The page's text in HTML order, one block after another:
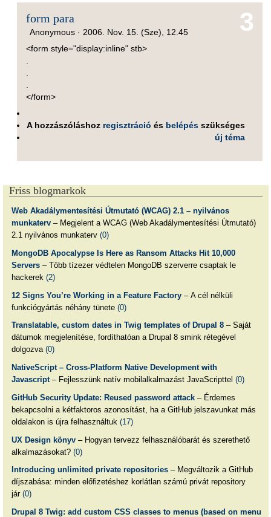
3
form para
Anonymous · 2006. Nov. 15. (Sze), 12.45
<form style="display:inline" stb>
</form>
A hozzászóláshoz regisztráció és belépés szükséges
új téma
Friss blogmarkok
Web Akadálymentesítési Útmutató (WCAG) 2.1 – nyilvános
munkaterv– Megjelent a WCAG (Web Akadálymentesítési Útmutató)
2.1 nyilvános munkaterv (0)
MongoDB Apocalypse Is Here as Ransom Attacks Hit 10,000
Servers– Több tízezer védtelen MongoDB szerverre csaptak le
hackerek (2)
12 Signs You’re Working in a Feature Factory– A cél nélküli
funkciógyártás néhány tünete (0)
Translatable, custom dates in Twig templates of Drupal 8– Saját
dátumok megjelenítése, fordíthatóan a Drupal 8 smink rétegével
dolgozva (0)
NativeScript – Cross-Platform Native Development with
Javascript– Fejlesszünk natív mobilalkalmazást JavaScripttel (0)
GitHub Security Update: Reused password attack– Érdemes
bekapcsolni a kétfaktoros azonosítást, ha a GitHub jelszavunkat más
oldalakon is újra felhasználtuk (17)
UX Design könyv– Hogyan tervezz felhasználóbarát és szerethető
alkalmazásokat? (0)
Introducing unlimited private repositories– Megváltozik a GitHub
díjszabása: minden előfizetéshez korlátlan számú privát repository
jár (0)
Drupal 8 Twig: add custom CSS classes to menus (based on menu